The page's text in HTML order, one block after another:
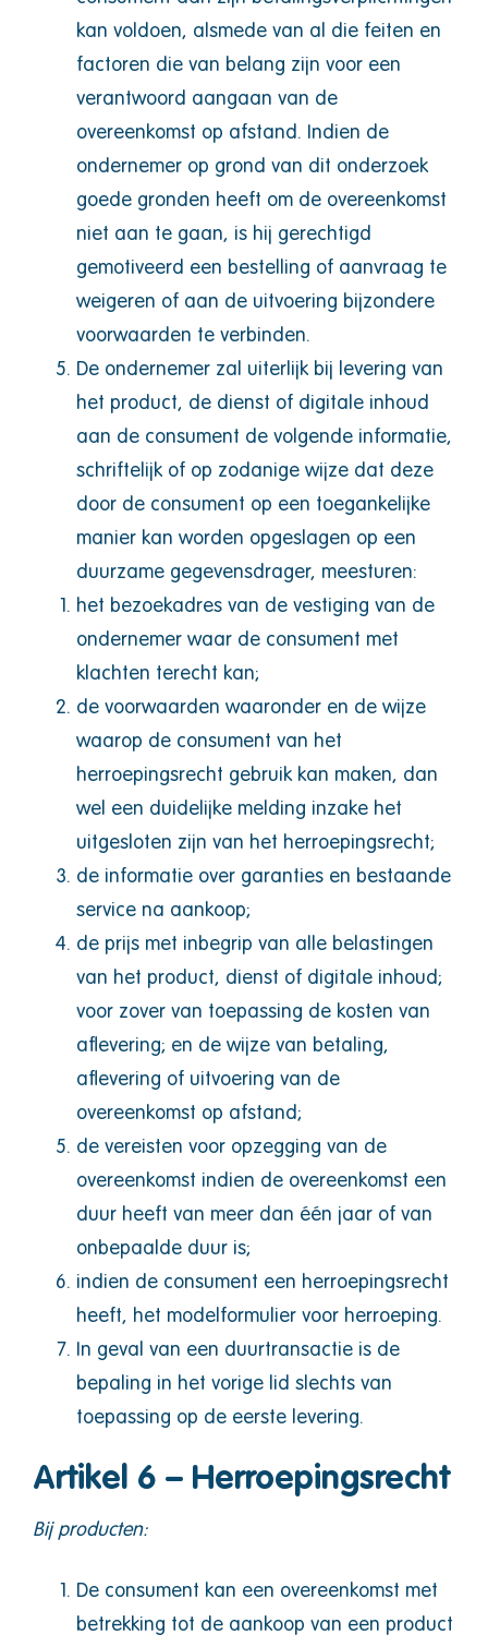
kan voldoen, alsmede van al die feiten en
factoren die van belang zijn voor een
verantwoord aangaan van de
overeenkomst op afstand. Indien de
ondernemer op grond van dit onderzoek
goede gronden heeft om de overeenkomst
niet aan te gaan, is hij gerechtigd
gemotiveerd een bestelling of aanvraag te
weigeren of aan de uitvoering bijzondere
voorwaarden te verbinden.
De ondernemer zal uiterlijk bij levering van
het product, de dienst of digitale inhoud
aan de consument de volgende informatie,
schriftelijk of op zodanige wijze dat deze
door de consument op een toegankelijke
manier kan worden opgeslagen op een
duurzame gegevensdrager, meesturen:
het bezoekadres van de vestiging van de
ondernemer waar de consument met
klachten terecht kan;
de voorwaarden waaronder en de wijze
waarop de consument van het
herroepingsrecht gebruik kan maken, dan
wel een duidelijke melding inzake het
uitgesloten zijn van het herroepingsrecht;
de informatie over garanties en bestaande
service na aankoop;
de prijs met inbegrip van alle belastingen
van het product, dienst of digitale inhoud;
voor zover van toepassing de kosten van
aflevering; en de wijze van betaling,
aflevering of uitvoering van de
overeenkomst op afstand;
de vereisten voor opzegging van de
overeenkomst indien de overeenkomst een
duur heeft van meer dan één jaar of van
onbepaalde duur is;
indien de consument een herroepingsrecht
heeft, het modelformulier voor herroeping.
In geval van een duurtransactie is de
bepaling in het vorige lid slechts van
toepassing op de eerste levering.
Artikel 6 – Herroepingsrecht
Bij producten:
De consument kan een overeenkomst met
betrekking tot de aankoop van een product